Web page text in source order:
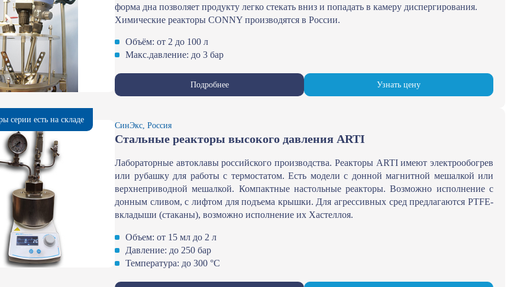
форма дна позволяет продукту легко стекать вниз и попадать в камеру диспергирования.
Химические реакторы CONNY производятся в России.
Объём: от 2 до 100 л
Макс.давление: до 3 бар
Подробнее Узнать цену
серии есть на складе
СинЭкс, Россия
Стальные реакторы высокого давления ARTI
Лабораторные автоклавы российского производства. Реакторы ARTI имеют электрообогрев
или рубашку для работы с термостатом. Есть модели с донной магнитной мешалкой или
верхнеприводной мешалкой. Компактные настольные реакторы. Возможно исполнение с
донным сливом, с лифтом для подъема крышки. Для агрессивных сред предлагаются PTFE-
вкладыши (стаканы), возможно исполнение их Хастеллоя.
Объем: от 15 мл до 2 л
Давление: до 250 бар
Температура: до 300 °С